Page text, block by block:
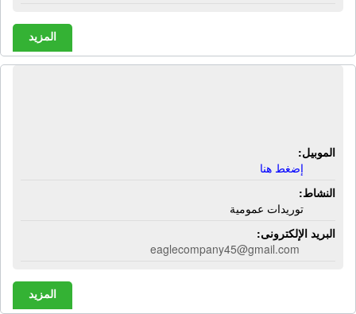
المزيد
الموبيل:
إضغط هنا
النشاط:
توريدات عمومية
البريد الإلكترونى:
eaglecompany45@gmail.com
المزيد